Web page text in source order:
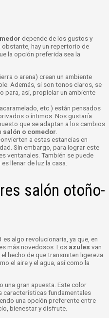
depende de los gustos y
hay un repertorio de
la opción preferida sea la
o arena) crean un ambiente
Además, si son tonos claros, se
para, así, propiciar un ambiente
etc.) están pensados
o íntimos. Nos gustaría
que se adaptan a los cambios
salón o comedor
a estas estancias en
Sin embargo, para lograr este
ventanales. También se puede
llenar de luz la casa.
salón otoño-
es algo revolucionaria, ya que, en
más novedosos. Los azules van
hecho de que transmiten ligereza
el aire y el agua, así como la
una gran apuesta. Este color
características fundamentales
una opción preferente entre
bienestar y disfrute.